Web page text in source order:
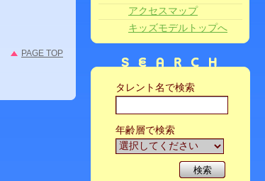
PAGE TOP
アクセスマップ
キッズモデルトップへ
タレント名で検索
年齢層で検索